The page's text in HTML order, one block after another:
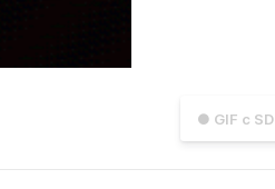
● GIF с SD